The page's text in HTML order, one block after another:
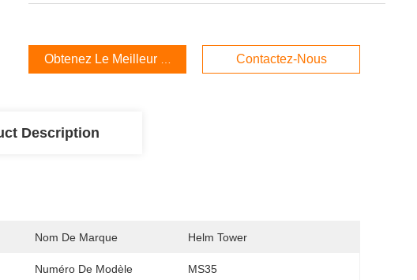
Obtenez Le Meilleur Prix Contactez-Nous
Description
Nom De Marque Helm Tower
Numéro De Modèle MS35